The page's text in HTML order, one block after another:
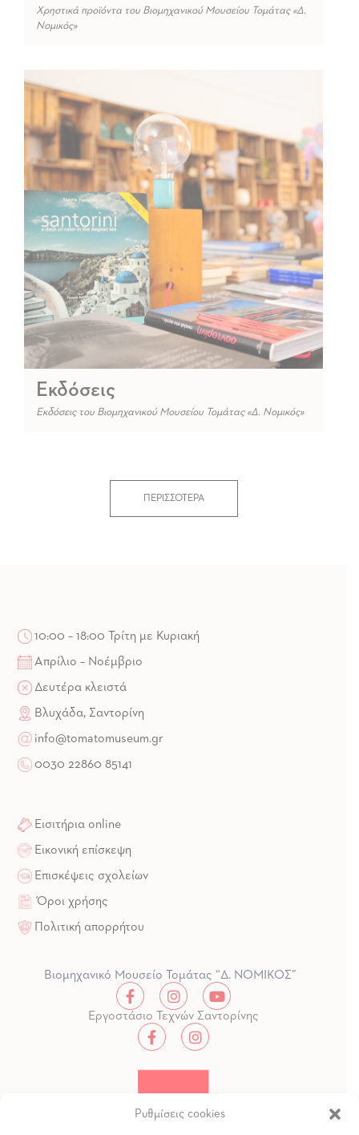
Ρυθμίσεις cookies
Χρηστικά προϊόντα του Βιομηχανικού Μουσείου Τομάτας «Δ.
Νομικός»
Εκδόσεις
Εκδόσεις του Βιομηχανικού Μουσείου Τομάτας «Δ. Νομικός»
ΠΕΡΙΣΣΟΤΕΡΑ
10:00 – 18:00 Τρίτη με Κυριακή
Απρίλιο – Νοέμβριο
Δευτέρα κλειστά
Βλυχάδα, Σαντορίνη
info@tomatomuseum.gr
0030 22860 85141
Εισιτήρια online
Εικονική επίσκεψη
Επισκέψεις σχολείων
Όροι χρήσης
Πολιτική απορρήτου
Βιομηχανικό Μουσείο Τομάτας “Δ. ΝΟΜΙΚΟΣ”
Εργοστάσιο Τεχνών Σαντορίνης